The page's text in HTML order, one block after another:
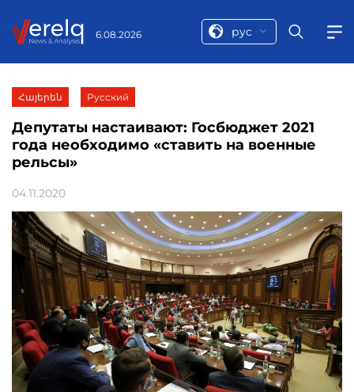
6.08.2026 рус
Հայերեն Русский
Депутаты настаивают: Госбюджет 2021
года необходимо «ставить на военные
рельсы»
04.11.2020